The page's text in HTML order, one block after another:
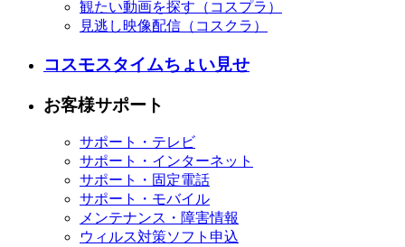
観たい動画を探す（コスプラ）
見逃し映像配信（コスクラ）
コスモスタイムちょい見せ
お客様サポート
サポート・テレビ
サポート・インターネット
サポート・固定電話
サポート・モバイル
メンテナンス・障害情報
ウィルス対策ソフト申込